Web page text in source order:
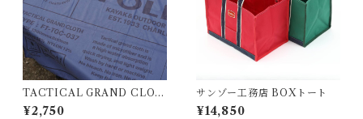
TACTICAL GRAND CLOT
H
¥2,750
サンゾー工務店 BOXトート
¥14,850